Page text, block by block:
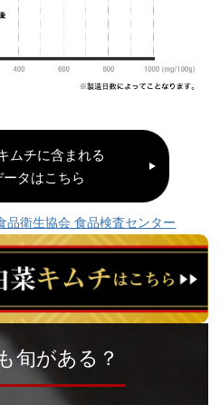
ムチに含まれる
タはこちら
品衛生協会 食品検査センター
旬がある？